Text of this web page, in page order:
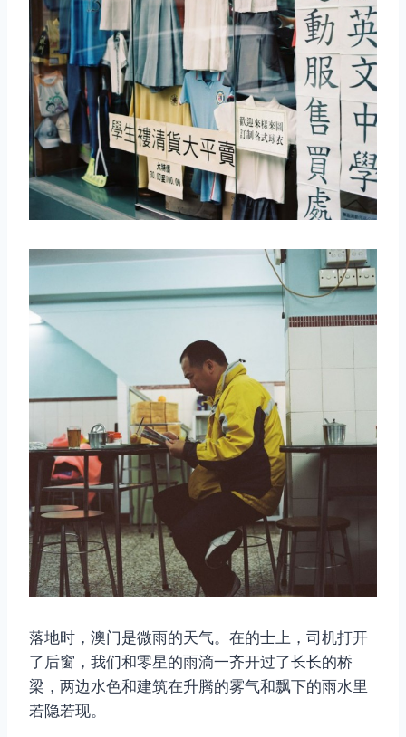
落地时，澳门是微雨的天气。在的士上，司机打开
了后窗，我们和零星的雨滴一齐开过了长长的桥
梁，两边水色和建筑在升腾的雾气和飘下的雨水里
若隐若现。